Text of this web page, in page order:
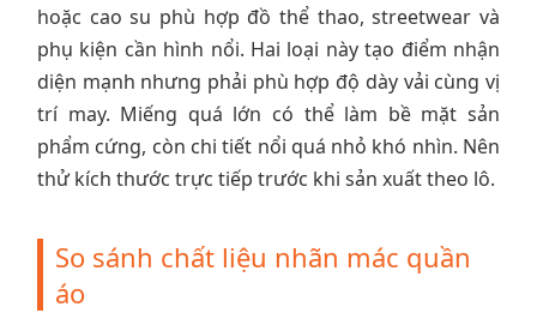
hoặc cao su phù hợp đồ thể thao, streetwear và
phụ kiện cần hình nổi. Hai loại này tạo điểm nhận
diện mạnh nhưng phải phù hợp độ dày vải cùng vị
trí may. Miếng quá lớn có thể làm bề mặt sản
phẩm cứng, còn chi tiết nổi quá nhỏ khó nhìn. Nên
thử kích thước trực tiếp trước khi sản xuất theo lô.
So sánh chất liệu nhãn mác quần
áo